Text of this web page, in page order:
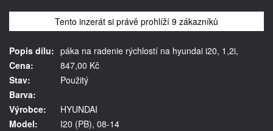
Tento inzerát si právě prohlíží 9 zákazníků
Popis dílu: páka na radenie rýchlostí na hyundai i20, 1,2i,
Cena:
847,00 Kč
Stav:
Použitý
Barva:
Výrobce:
HYUNDAI
Model:
I20 (PB), 08-14